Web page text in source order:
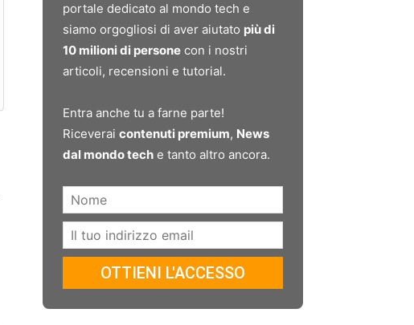
portale dedicato al mondo tech e
siamo orgogliosi di aver aiutato più di
10 milioni di persone con i nostri
articoli, recensioni e tutorial.
Entra anche tu a farne parte!
Riceverai contenuti premium, News
dal mondo tech e tanto altro ancora.